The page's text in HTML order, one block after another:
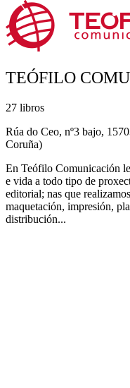
TEÓFILO
27 libros
Rúa do Ceo, nº3 bajo,
Coruña)
En Teófilo Comunicación
e vida a todo tipo de
editorial; nas que
maquetación, impresión,
distribución...